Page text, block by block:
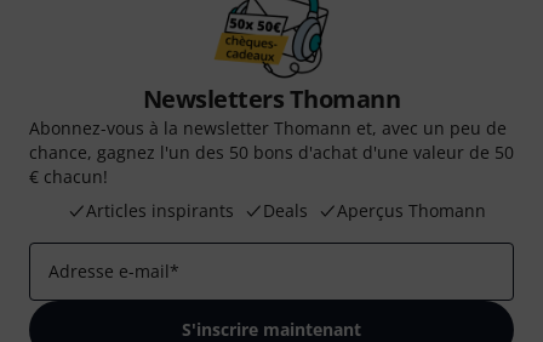
Newsletters Thomann
Abonnez-vous à la newsletter Thomann et, avec un peu de
chance, gagnez l'un des 50 bons d'achat d'une valeur de 50
€ chacun!
Articles inspirants
Deals Aperçus Thomann
Adresse e-mail*
S'inscrire maintenant